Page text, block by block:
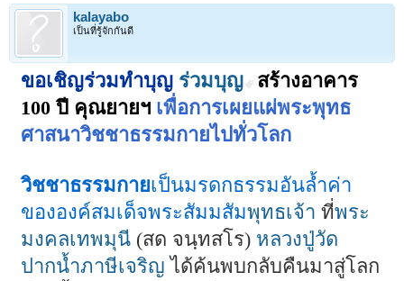
kalayabo
เป็นที่รู้จักกันดี
ขอเชิญร่วมทำบุญ ร่วมบุญ
สร้างอาคาร
100 ปี คุณยายฯ เพื่อการเผยแผ่พระพุทธ
ศาสนาวิชชาธรรมกายไปทั่วโลก
วิชชาธรรมกายเป็นมรดกธรรมอันล้ำค่า
ขององค์สมเด็จพระสัมมสัมพุทธเจ้า ที่พระ
มงคลเทพมุนี (สด จนฺทสโร) หลวงปู่วัด
ปากน้ำภาษีเจริญ ได้ค้นพบกลับคืนมาสู่โลก